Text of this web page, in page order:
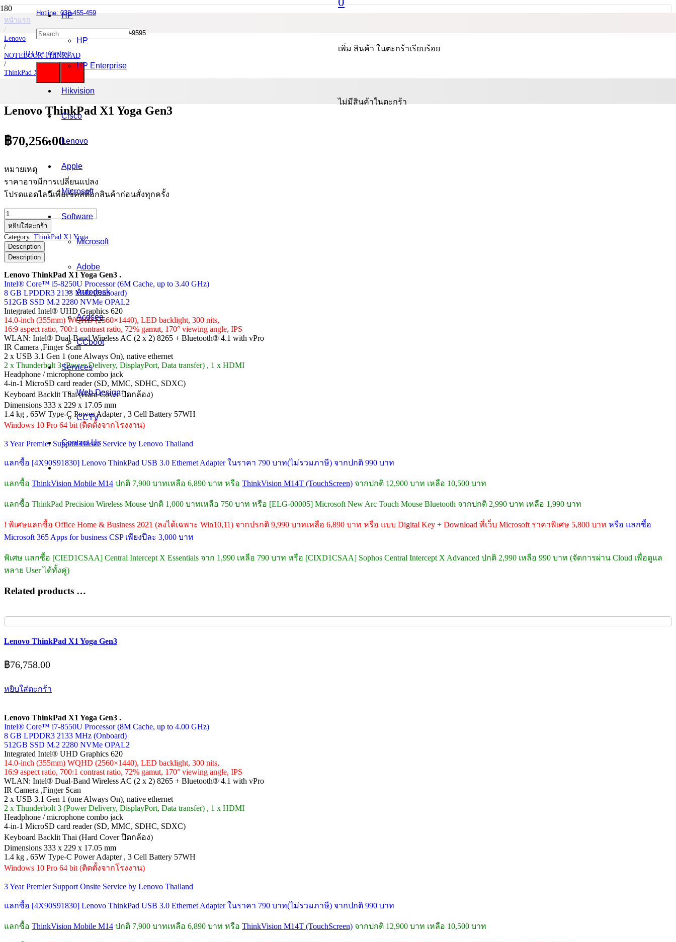
Hotline: 038-455-459
Mobile : 085-0844-555 / 090-980-9595
ID Line :@cairoit
เพิ่ม สินค้า ในตะกร้าเรียบร้อย
ไม่มีสินค้าในตะกร้า
HP
HP
HP Enterprise
Hikvision
Cisco
Lenovo
Apple
Microsoft
Software
Microsoft
Adobe
Autodesk
Acdsee
CCboot
Services
Web Design
CCTV
Contact Us
หน้าแรก
/
Lenovo
/
NOTEBOOK THINKPAD
/
ThinkPad X1 Yoga
Lenovo ThinkPad X1 Yoga Gen3
Lenovo ThinkPad X1 Yoga Gen3
฿70,256.00
หมายเหตุ
ราคาอาจมีการเปลี่ยนแปลง
โปรดแอดไลน์เพื่อเช็คสต๊อกสินค้าก่อนสั่งทุกครั้ง
จำนวน
Lenovo
ThinkPad
X1
Yoga
Gen3
ชิ้น
หยิบใส่ตะกร้า
Category: ThinkPad X1 Yoga
Description
Description
Lenovo ThinkPad X1 Yoga Gen3 .
Intel® Core™ i5-8250U Processor (6M Cache, up to 3.40 GHz)
8 GB LPDDR3 2133 MHz (Onboard)
512GB SSD M.2 2280 NVMe OPAL2
Integrated Intel® UHD Graphics 620
14.0-inch (355mm) WQHD (2560×1440), LED backlight, 300 nits,
16:9 aspect ratio, 700:1 contrast ratio, 72% gamut, 170° viewing angle, IPS
WLAN: Intel® Dual-Band Wireless AC (2 x 2) 8265 + Bluetooth® 4.1 with vPro
IR Camera ,Finger Scan
2 x USB 3.1 Gen 1 (one Always On), native ethernet
2 x Thunderbolt 3 (Power Delivery, DisplayPort, Data transfer) , 1 x HDMI
Headphone / microphone combo jack
4-in-1 MicroSD card reader (SD, MMC, SDHC, SDXC)
Keyboard Backlit Thai (Hard Cover ปิดกล้อง)
Dimensions 333 x 229 x 17.05 mm
1.4 kg , 65W Type-C Power Adapter , 3 Cell Battery 57WH
Windows 10 Pro 64 bit (ติดตั้งจากโรงงาน)
3 Year Premier Support Onsite Service by Lenovo Thailand
แลกซื้อ [4X90S91830] Lenovo ThinkPad USB 3.0 Ethernet Adapter ในราคา 790 บาท(ไม่รวมภาษี) จากปกติ 990 บาท
แลกซื้อ ThinkVision Mobile M14 ปกติ 7,900 บาทเหลือ 6,890 บาท หรือ ThinkVision M14T (TouchScreen) จากปกติ 12,900 บาท เหลือ 10,500 บาท
แลกซื้อ ThinkPad Precision Wireless Mouse ปกติ 1,000 บาทเหลือ 750 บาท หรือ [ELG-00005] Microsoft New Arc Touch Mouse Bluetooth จากปกติ 2,990 บาท เหลือ 1,990 บาท
! พิเศษแลกซื้อ Office Home & Business 2021 (ลงได้เฉพาะ Win10,11) จากปรกติ 9,990 บาทเหลือ 6,890 บาท หรือ แบบ Digital Key + Download ที่เว็บ Microsoft ราคาพิเศษ 5,800 บาท หรือ แลกซื้อ
Microsoft 365 Apps for business CSP เพียงปีละ 3,000 บาท
พิเศษ แลกซื้อ [CIED1CSAA] Central Intercept X Essentials จาก 1,990 เหลือ 790 บาท หรือ [CIXD1CSAA] Sophos Central Intercept X Advanced ปกติ 2,990 เหลือ 990 บาท (จัดการผ่าน Cloud เพื่อดูแล
หลาย User ได้ทั้งคู่)
Related products …
Lenovo ThinkPad X1 Yoga Gen3
฿76,758.00
หยิบใส่ตะกร้า
Lenovo ThinkPad X1 Yoga Gen3 .
Intel® Core™ i7-8550U Processor (8M Cache, up to 4.00 GHz)
8 GB LPDDR3 2133 MHz (Onboard)
512GB SSD M.2 2280 NVMe OPAL2
Integrated Intel® UHD Graphics 620
14.0-inch (355mm) WQHD (2560×1440), LED backlight, 300 nits,
16:9 aspect ratio, 700:1 contrast ratio, 72% gamut, 170° viewing angle, IPS
WLAN: Intel® Dual-Band Wireless AC (2 x 2) 8265 + Bluetooth® 4.1 with vPro
IR Camera ,Finger Scan
2 x USB 3.1 Gen 1 (one Always On), native ethernet
2 x Thunderbolt 3 (Power Delivery, DisplayPort, Data transfer) , 1 x HDMI
Headphone / microphone combo jack
4-in-1 MicroSD card reader (SD, MMC, SDHC, SDXC)
Keyboard Backlit Thai (Hard Cover ปิดกล้อง)
Dimensions 333 x 229 x 17.05 mm
1.4 kg , 65W Type-C Power Adapter , 3 Cell Battery 57WH
Windows 10 Pro 64 bit (ติดตั้งจากโรงงาน)
3 Year Premier Support Onsite Service by Lenovo Thailand
แลกซื้อ [4X90S91830] Lenovo ThinkPad USB 3.0 Ethernet Adapter ในราคา 790 บาท(ไม่รวมภาษี) จากปกติ 990 บาท
แลกซื้อ ThinkVision Mobile M14 ปกติ 7,900 บาทเหลือ 6,890 บาท หรือ ThinkVision M14T (TouchScreen) จากปกติ 12,900 บาท เหลือ 10,500 บาท